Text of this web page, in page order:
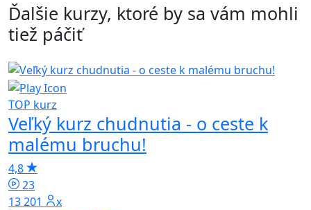
Ďalšie kurzy, ktoré by sa vám mohli
tiež páčiť
TOP kurz
Veľký kurz chudnutia - o ceste k
malému bruchu!
4,8
23
13 201x